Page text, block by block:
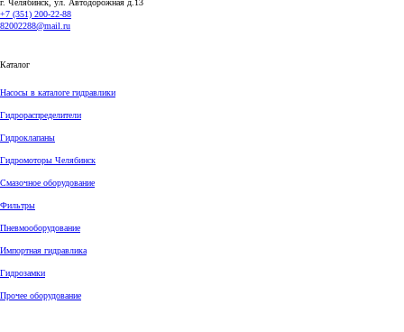
г. Челябинск, ул. Автодорожная д.13
+7 (351) 200-22-88
82002288@mail.ru
Каталог
Насосы в каталоге гидравлики
Гидрораспределители
Гидроклапаны
Гидромоторы Челябинск
Смазочное оборудование
Фильтры
Пневмооборудование
Импортная гидравлика
Гидрозамки
Прочее оборудование